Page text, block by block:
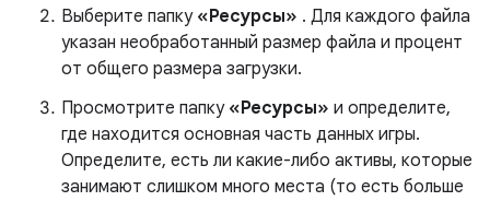
Выберите папку «Ресурсы» . Для каждого файла
указан необработанный размер файла и процент
от общего размера загрузки.
Просмотрите папку «Ресурсы» и определите,
где находится основная часть данных игры.
Определите, есть ли какие-либо активы, которые
занимают слишком много места (то есть больше